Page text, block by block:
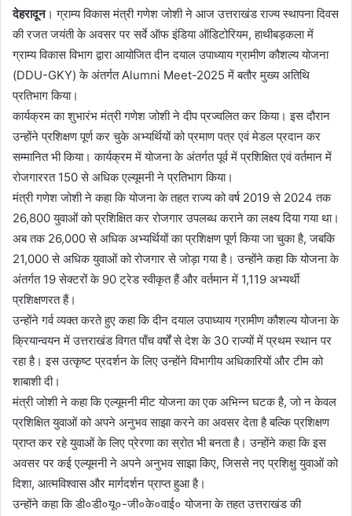
देहरादून। ग्राम्य विकास मंत्री गणेश जोशी ने आज उत्तराखंड राज्य स्थापना दिवस
की रजत जयंती के अवसर पर सर्वे ऑफ इंडिया ऑडिटोरियम, हाथीबड़कला में
ग्राम्य विकास विभाग द्वारा आयोजित दीन दयाल उपाध्याय ग्रामीण कौशल्य योजना
(DDU-GKY) के अंतर्गत Alumni Meet-2025 में बतौर मुख्य अतिथि
प्रतिभाग किया।
कार्यक्रम का शुभारंभ मंत्री गणेश जोशी ने दीप प्रज्वलित कर किया। इस दौरान
उन्होंने प्रशिक्षण पूर्ण कर चुके अभ्यर्थियों को प्रमाण पत्र एवं मेडल प्रदान कर
सम्मानित भी किया। कार्यक्रम में योजना के अंतर्गत पूर्व में प्रशिक्षित एवं वर्तमान में
रोजगाररत 150 से अधिक एल्यूमनी ने प्रतिभाग किया।
मंत्री गणेश जोशी ने कहा कि योजना के तहत राज्य को वर्ष 2019 से 2024 तक
26,800 युवाओं को प्रशिक्षित कर रोजगार उपलब्ध कराने का लक्ष्य दिया गया था।
अब तक 26,000 से अधिक अभ्यर्थियों का प्रशिक्षण पूर्ण किया जा चुका है, जबकि
21,000 से अधिक युवाओं को रोजगार से जोड़ा गया है। उन्होंने कहा कि योजना के
अंतर्गत 19 सेक्टरों के 90 ट्रेड स्वीकृत हैं और वर्तमान में 1,119 अभ्यर्थी
प्रशिक्षणरत हैं।
उन्होंने गर्व व्यक्त करते हुए कहा कि दीन दयाल उपाध्याय ग्रामीण कौशल्य योजना के
क्रियान्वयन में उत्तराखंड विगत पाँच वर्षों से देश के 30 राज्यों में प्रथम स्थान पर
रहा है। इस उत्कृष्ट प्रदर्शन के लिए उन्होंने विभागीय अधिकारियों और टीम को
शाबाशी दी।
मंत्री जोशी ने कहा कि एल्यूमनी मीट योजना का एक अभिन्न घटक है, जो न केवल
प्रशिक्षित युवाओं को अपने अनुभव साझा करने का अवसर देता है बल्कि प्रशिक्षण
प्राप्त कर रहे युवाओं के लिए प्रेरणा का स्रोत भी बनता है। उन्होंने कहा कि इस
अवसर पर कई एल्यूमनी ने अपने अनुभव साझा किए, जिससे नए प्रशिक्षु युवाओं को
दिशा, आत्मविश्वास और मार्गदर्शन प्राप्त हुआ है।
उन्होंने कहा कि डी०डी०यू०-जी०के०वाई० योजना के तहत उत्तराखंड की